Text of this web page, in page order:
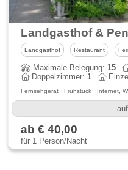
Landgasthof Restaurant
Maximale Belegung:15
Doppelzimmer:1
Fernsehgerät · Frühstück · Internet,
ab € 40,00
für 1 Person/Nacht